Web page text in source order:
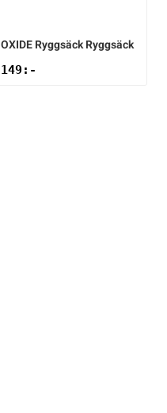
OXIDERyggsäck Ryggsäck
149 :-